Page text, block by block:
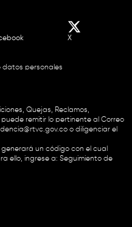
X
personales
Quejas, Reclamos,
remitir lo pertinente al Correo
o diligenciar el
un código con el cual
ello, ingrese a: Seguimiento de